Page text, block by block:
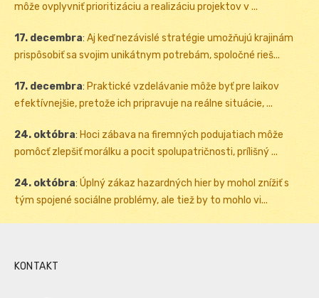
môže ovplyvniť prioritizáciu a realizáciu projektov v ...
17. decembra: Aj keď nezávislé stratégie umožňujú krajinám
prispôsobiť sa svojim unikátnym potrebám, spoločné rieš...
17. decembra: Praktické vzdelávanie môže byť pre laikov
efektívnejšie, pretože ich pripravuje na reálne situácie, ...
24. októbra: Hoci zábava na firemných podujatiach môže
pomôcť zlepšiť morálku a pocit spolupatričnosti, prílišný ...
24. októbra: Úplný zákaz hazardných hier by mohol znížiť s
tým spojené sociálne problémy, ale tiež by to mohlo vi...
KONTAKT